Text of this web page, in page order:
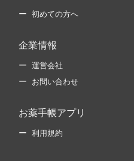
初めての方へ
企業情報
運営会社
お問い合わせ
お薬手帳アプリ
利用規約